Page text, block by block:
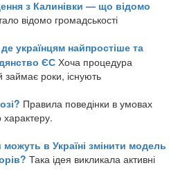
з Калинівки — що відомо
відомо громадськості
українцям найпростіше та
ЄС Хоча процедура
займає роки, існують
Правила поведінки в умовах
характеру.
в Україні змінити модель
Така ідея викликала активні